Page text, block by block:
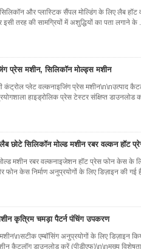
और प्लास्टिक सैंपल मोल्डिंग के लिए लैब
तरह की सामग्रियों में अशुद्धियों का पता लगाने के
प्रेस मशीन, सिलिकॉन मोल्ड्स मशीन
कंट्रोल प्लेट वल्कनाइजिंग प्रेस मशीन\n\nउत्पाद
हाइड्रोलिक प्रेस टेस्टर संक्षिप्त डाउनलोड
छोटे सिलिकॉन मोल्ड मशीन रबर वल्कन हॉट
मशीन रबर वल्कनाइजेशन हॉट प्रेस फोन केस के
केस निर्माण अनुप्रयोगों के लिए डिज़ाइन की गई
कृत्रिम चमड़ा पैटर्न पंचिंग उपकरण
एम्बॉसिंग अनुप्रयोगों के लिए डिज़ाइन
कैटलॉग डाउनलोड करें (पीडीएफ)\n\nमुख्य